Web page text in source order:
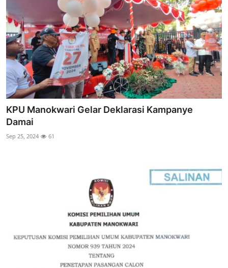
KPU Manokwari Gelar Deklarasi Kampanye
Damai
Sep 25, 2024 61